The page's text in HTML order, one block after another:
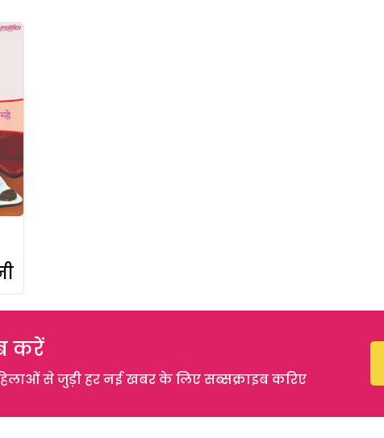
करें
से जुड़ी हर नई खबर के लिए सब्सक्राइब करिए